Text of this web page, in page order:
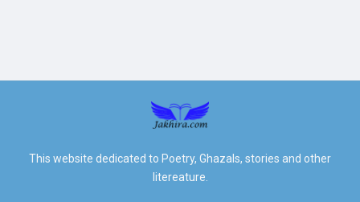
This website dedicated to Poetry, Ghazals, stories and other
litereature.